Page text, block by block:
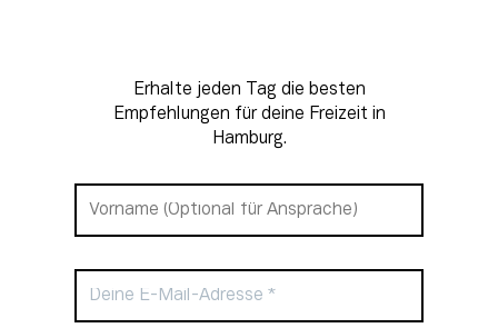
Erhalte jeden Tag die besten
Empfehlungen für deine Freizeit in
Hamburg.